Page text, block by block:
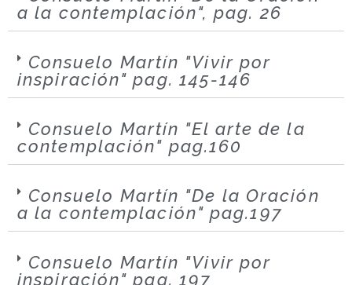
a la contemplación", pag. 26
Consuelo Martín "Vivir por
inspiración" pag. 145-146
Consuelo Martín "El arte de la
contemplación" pag.160
Consuelo Martín "De la Oración
a la contemplación" pag.197
Consuelo Martín "Vivir por
inspiración" pag. 197